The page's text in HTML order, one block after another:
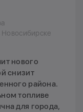
нового
снизит
района.
топливе
для города,